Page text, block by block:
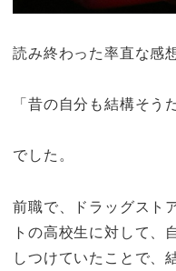
読み終わった率直な感
「昔の自分も結構そう
でした。
前職で、ドラッグスト
トの高校生に対して、
しつけていたことで、